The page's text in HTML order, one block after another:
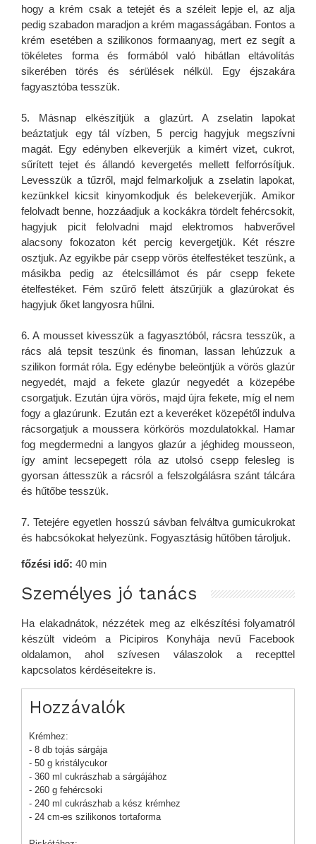
hogy a krém csak a tetejét és a széleit lepje el, az alja
pedig szabadon maradjon a krém magasságában. Fontos a
krém esetében a szilikonos formaanyag, mert ez segít a
tökéletes forma és formából való hibátlan eltávolítás
sikerében törés és sérülések nélkül. Egy éjszakára
fagyasztóba tesszük.
5. Másnap elkészítjük a glazúrt. A zselatin lapokat
beáztatjuk egy tál vízben, 5 percig hagyjuk megszívni
magát. Egy edényben elkeverjük a kimért vizet, cukrot,
sűrített tejet és állandó kevergetés mellett felforrósítjuk.
Levesszük a tűzről, majd felmarkoljuk a zselatin lapokat,
kezünkkel kicsit kinyomkodjuk és belekeverjük. Amikor
felolvadt benne, hozzáadjuk a kockákra tördelt fehércsokit,
hagyjuk picit felolvadni majd elektromos habverővel
alacsony fokozaton két percig kevergetjük. Két részre
osztjuk. Az egyikbe pár csepp vörös ételfestéket teszünk, a
másikba pedig az ételcsillámot és pár csepp fekete
ételfestéket. Fém szűrő felett átszűrjük a glazúrokat és
hagyjuk őket langyosra hűlni.
6. A mousset kivesszük a fagyasztóból, rácsra tesszük, a
rács alá tepsit teszünk és finoman, lassan lehúzzuk a
szilikon formát róla. Egy edénybe beleöntjük a vörös glazúr
negyedét, majd a fekete glazúr negyedét a közepébe
csorgatjuk. Ezután újra vörös, majd újra fekete, míg el nem
fogy a glazúrunk. Ezután ezt a keveréket közepétől indulva
rácsorgatjuk a moussera körkörös mozdulatokkal. Hamar
fog megdermedni a langyos glazúr a jéghideg mousseon,
így amint lecsepegett róla az utolsó csepp felesleg is
gyorsan áttesszük a rácsról a felszolgálásra szánt tálcára
és hűtőbe tesszük.
7. Tetejére egyetlen hosszú sávban felváltva gumicukrokat
és habcsókokat helyezünk. Fogyasztásig hűtőben tároljuk.
főzési idő: 40 min
Személyes jó tanács
Ha elakadnátok, nézzétek meg az elkészítési folyamatról
készült videóm a Picipiros Konyhája nevű Facebook
oldalamon, ahol szívesen válaszolok a recepttel
kapcsolatos kérdéseitekre is.
Hozzávalók
Krémhez:
- 8 db tojás sárgája
- 50 g kristálycukor
- 360 ml cukrászhab a sárgájához
- 260 g fehércsoki
- 240 ml cukrászhab a kész krémhez
- 24 cm-es szilikonos tortaforma